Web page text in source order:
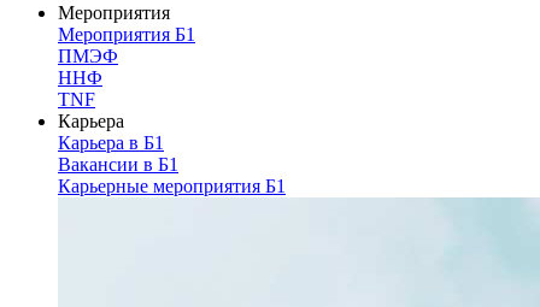
Мероприятия
Мероприятия Б1
ПМЭФ
ННФ
TNF
Карьера
Карьера в Б1
Вакансии в Б1
Карьерные мероприятия Б1